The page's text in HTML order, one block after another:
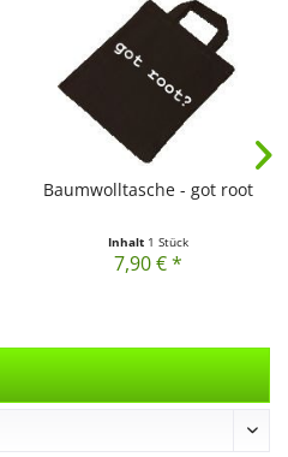
Baumwolltasche - got root
Inhalt 1 Stück
7,90 € *